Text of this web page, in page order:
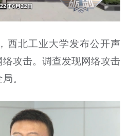
西北工业大学发布公开声
攻击。调查发现网络攻击
。